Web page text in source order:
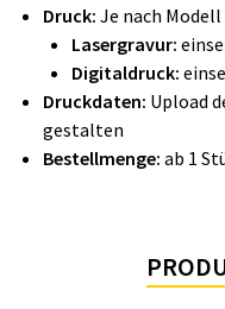
Druck: Je nach Modell
Lasergravur:
Digitaldruck:
Druckdaten: Upload
gestalten
Bestellmenge: ab 1